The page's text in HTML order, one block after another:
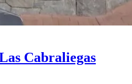
Cabraliegas